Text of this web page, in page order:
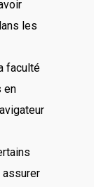
les
faculté
en
assurer